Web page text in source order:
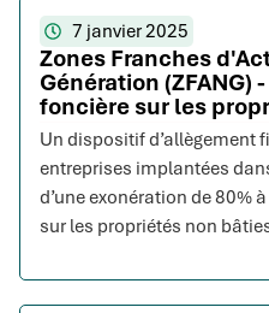
7 janvier 2025
Zones Franches
Génération (ZFANG)
foncière sur les
Un dispositif d’allègement
entreprises implantées
d’une exonération de 80%
sur les propriétés non